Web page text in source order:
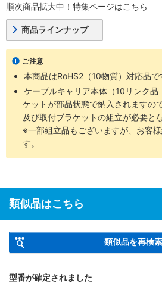
順次商品拡大中！特集ページはこちら
商品ラインナップ
ご注意
本商品はRoHS2（10物質）対応品で
ケーブルキャリア本体（10リンク品
ケットが部品状態で納入されますの
及び取付ブラケットの組立が必要と
※一部組立品もございますが、お客
す。
類似品はこちら
類似品を再検索
型番が確定されました